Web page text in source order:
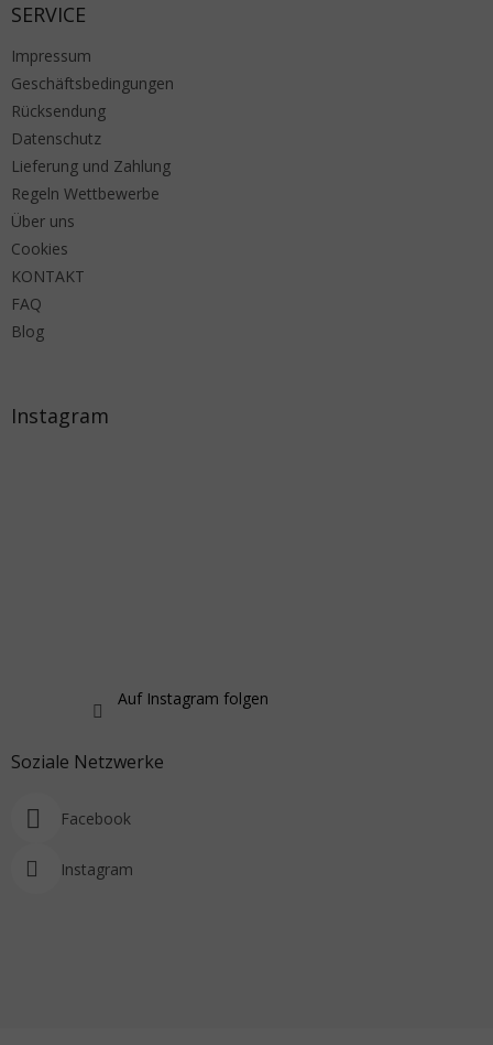
SERVICE
Impressum
Geschäftsbedingungen
Rücksendung
Datenschutz
Lieferung und Zahlung
Regeln Wettbewerbe
Über uns
Cookies
KONTAKT
FAQ
Blog
Instagram
Auf Instagram folgen
Soziale Netzwerke
Facebook
Instagram